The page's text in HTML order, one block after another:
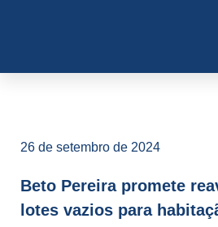
26 de setembro de 2024
Beto Pereira promete
lotes vazios para